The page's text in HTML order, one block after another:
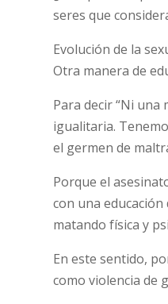
seres que
Evolución de la
Otra manera de
Para decir “Ni
igualitaria.
el germen de
Porque el
con una
matando física y
En este sentido,
como violencia de